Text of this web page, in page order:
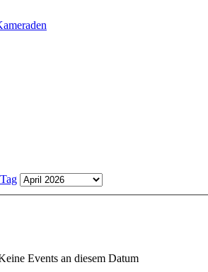
Events an diesem Datum